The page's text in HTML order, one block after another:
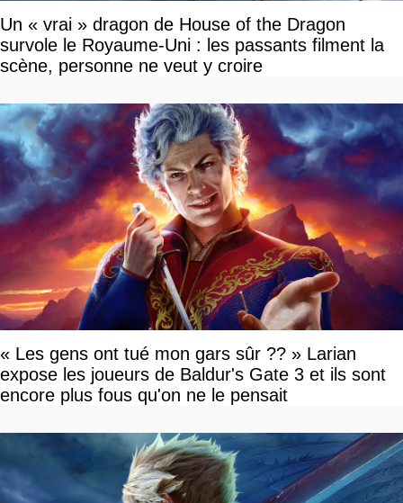
Un « vrai » dragon de House of the Dragon
survole le Royaume-Uni : les passants filment la
scène, personne ne veut y croire
« Les gens ont tué mon gars sûr ?? » Larian
expose les joueurs de Baldur's Gate 3 et ils sont
encore plus fous qu'on ne le pensait